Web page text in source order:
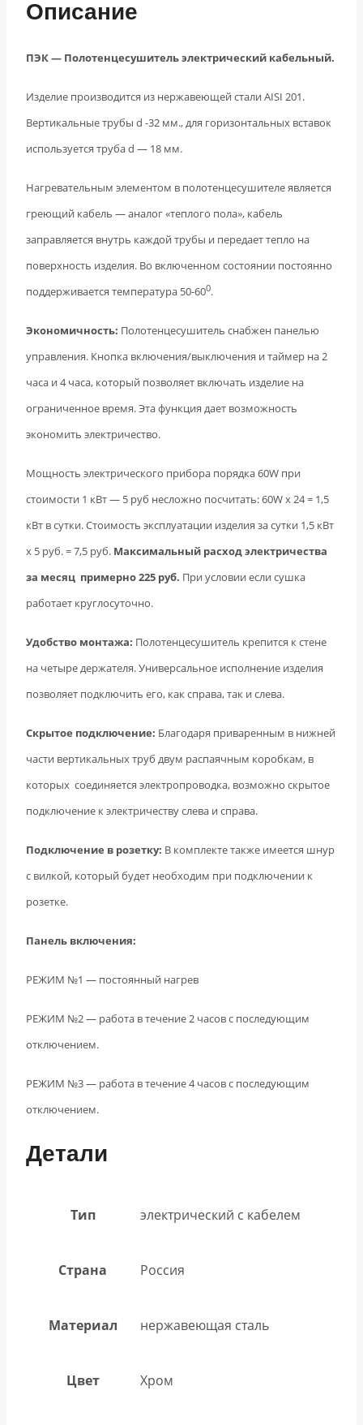
Описание
ПЭК — Полотенцесушитель электрический кабельный.
Изделие производится из нержавеющей стали AISI 201.
Вертикальные трубы d -32 мм., для горизонтальных вставок
используется труба d — 18 мм.
Нагревательным элементом в полотенцесушителе является
греющий кабель — аналог «теплого пола», кабель
заправляется внутрь каждой трубы и передает тепло на
поверхность изделия. Во включенном состоянии постоянно
поддерживается температура 50-600.
Экономичность: Полотенцесушитель снабжен панелью
управления. Кнопка включения/выключения и таймер на 2
часа и 4 часа, который позволяет включать изделие на
ограниченное время. Эта функция дает возможность
экономить электричество.
Мощность электрического прибора порядка 60W при
стоимости 1 кВт — 5 руб несложно посчитать: 60W х 24 = 1,5
кВт в сутки. Стоимость эксплуатации изделия за сутки 1,5 кВт
х 5 руб. = 7,5 руб. Максимальный расход электричества
за месяц примерно 225 руб. При условии если сушка
работает круглосуточно.
Удобство монтажа: Полотенцесушитель крепится к стене
на четыре держателя. Универсальное исполнение изделия
позволяет подключить его, как справа, так и слева.
Скрытое подключение: Благодаря приваренным в нижней
части вертикальных труб двум распаячным коробкам, в
которых соединяется электропроводка, возможно скрытое
подключение к электричеству слева и справа.
Подключение в розетку: В комплекте также имеется шнур
с вилкой, который будет необходим при подключении к
розетке.
Панель включения:
РЕЖИМ №1 — постоянный нагрев
РЕЖИМ №2 — работа в течение 2 часов с последующим
отключением.
РЕЖИМ №3 — работа в течение 4 часов с последующим
отключением.
Детали
Тип электрический с кабелем
Страна Россия
Материал нержавеющая сталь
Цвет Хром